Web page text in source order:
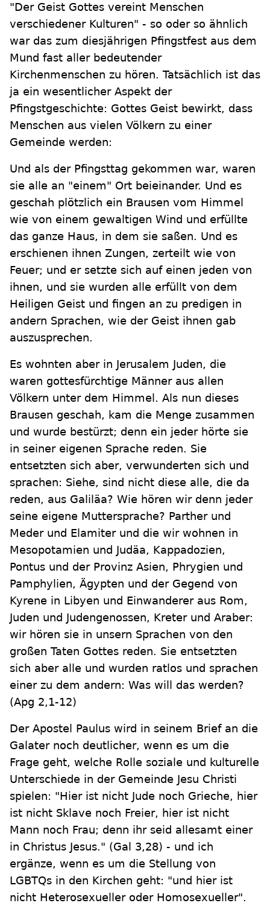
"Der Geist Gottes vereint Menschen
verschiedener Kulturen" - so oder so ähnlich
war das zum diesjährigen Pfingstfest aus dem
Mund fast aller bedeutender
Kirchenmenschen zu hören. Tatsächlich ist das
ja ein wesentlicher Aspekt der
Pfingstgeschichte: Gottes Geist bewirkt, dass
Menschen aus vielen Völkern zu einer
Gemeinde werden:
Und als der Pfingsttag gekommen war, waren
sie alle an "einem" Ort beieinander. Und es
geschah plötzlich ein Brausen vom Himmel
wie von einem gewaltigen Wind und erfüllte
das ganze Haus, in dem sie saßen. Und es
erschienen ihnen Zungen, zerteilt wie von
Feuer; und er setzte sich auf einen jeden von
ihnen, und sie wurden alle erfüllt von dem
Heiligen Geist und fingen an zu predigen in
andern Sprachen, wie der Geist ihnen gab
auszusprechen.
Es wohnten aber in Jerusalem Juden, die
waren gottesfürchtige Männer aus allen
Völkern unter dem Himmel. Als nun dieses
Brausen geschah, kam die Menge zusammen
und wurde bestürzt; denn ein jeder hörte sie
in seiner eigenen Sprache reden. Sie
entsetzten sich aber, verwunderten sich und
sprachen: Siehe, sind nicht diese alle, die da
reden, aus Galiläa? Wie hören wir denn jeder
seine eigene Muttersprache? Parther und
Meder und Elamiter und die wir wohnen in
Mesopotamien und Judäa, Kappadozien,
Pontus und der Provinz Asien, Phrygien und
Pamphylien, Ägypten und der Gegend von
Kyrene in Libyen und Einwanderer aus Rom,
Juden und Judengenossen, Kreter und Araber:
wir hören sie in unsern Sprachen von den
großen Taten Gottes reden. Sie entsetzten
sich aber alle und wurden ratlos und sprachen
einer zu dem andern: Was will das werden?
(Apg 2,1-12)
Der Apostel Paulus wird in seinem Brief an die
Galater noch deutlicher, wenn es um die
Frage geht, welche Rolle soziale und kulturelle
Unterschiede in der Gemeinde Jesu Christi
spielen: "Hier ist nicht Jude noch Grieche, hier
ist nicht Sklave noch Freier, hier ist nicht
Mann noch Frau; denn ihr seid allesamt einer
in Christus Jesus." (Gal 3,28) - und ich
ergänze, wenn es um die Stellung von
LGBTQs in den Kirchen geht: "und hier ist
nicht Heterosexueller oder Homosexueller".